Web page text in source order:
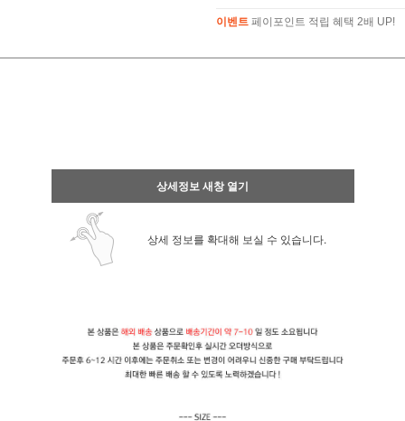
이벤트 페이포인트 적립 혜택 2배 UP!
상세정보 새창 열기
상세 정보를 확대해 보실 수 있습니다.